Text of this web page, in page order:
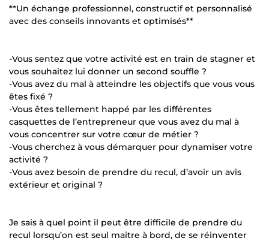
**Un échange professionnel, constructif et personnalisé
avec des conseils innovants et optimisés**
-Vous sentez que votre activité est en train de stagner et
vous souhaitez lui donner un second souffle ?
-Vous avez du mal à atteindre les objectifs que vous vous
êtes fixé ?
-Vous êtes tellement happé par les différentes
casquettes de l’entrepreneur que vous avez du mal à
vous concentrer sur votre cœur de métier ?
-Vous cherchez à vous démarquer pour dynamiser votre
activité ?
-Vous avez besoin de prendre du recul, d’avoir un avis
extérieur et original ?
Je sais à quel point il peut être difficile de prendre du
recul lorsqu’on est seul maitre à bord, de se réinventer